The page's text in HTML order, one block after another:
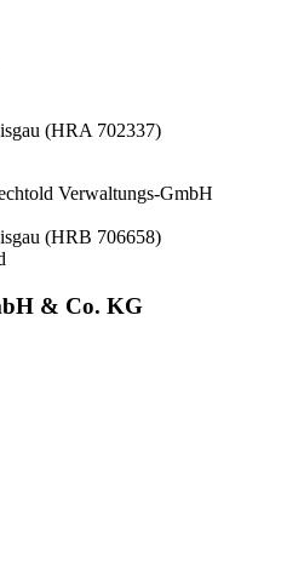
(HRA 702337)
Verwaltungs-GmbH
(HRB 706658)
& Co. KG